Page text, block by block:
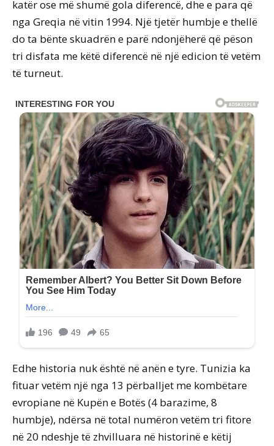
katër ose më shumë gola diferencë, dhe e para që
nga Greqia në vitin 1994. Një tjetër humbje e thellë
do ta bënte skuadrën e parë ndonjëherë që pëson
tri disfata me këtë diferencë në një edicion të vetëm
të turneut.
Edhe historia nuk është në anën e tyre. Tunizia ka
fituar vetëm një nga 13 përballjet me kombëtare
evropiane në Kupën e Botës (4 barazime, 8
humbje), ndërsa në total numëron vetëm tri fitore
në 20 ndeshje të zhvilluara në historinë e këtij